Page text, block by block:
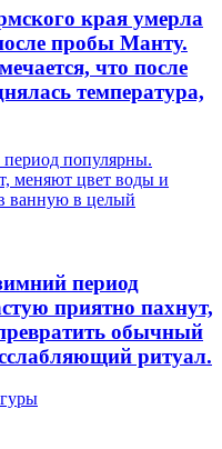
края умерла
пробы Манту.
что после
температура,
период популярны.
меняют цвет воды и
ванную в целый
период
приятно пахнут,
обычный
ритуал.